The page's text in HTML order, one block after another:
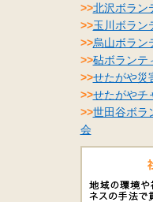
>>北沢ボラン
>>玉川ボラン
>>烏山ボラン
>>砧ボランテ
>>せたがや災
>>せたがやチ
>>世田谷ボラ
会